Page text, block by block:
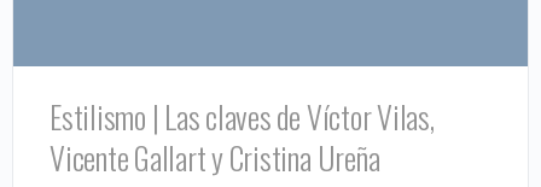
Estilismo | Las claves de Víctor Vilas,
Vicente Gallart y Cristina Ureña